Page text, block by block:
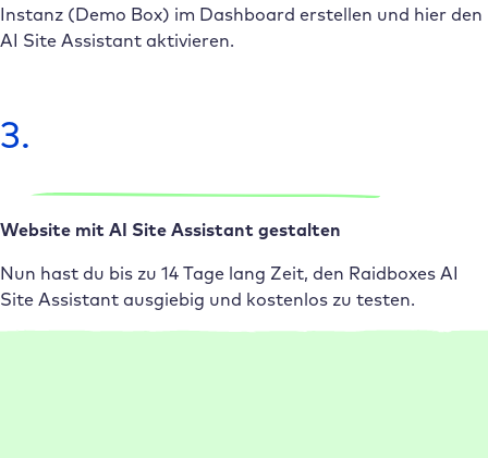
Instanz (Demo Box) im Dashboard erstellen und hier den
AI Site Assistant aktivieren.
3.
Website mit AI Site Assistant gestalten
Nun hast du bis zu 14 Tage lang Zeit, den Raidboxes AI
Site Assistant ausgiebig und kostenlos zu testen.